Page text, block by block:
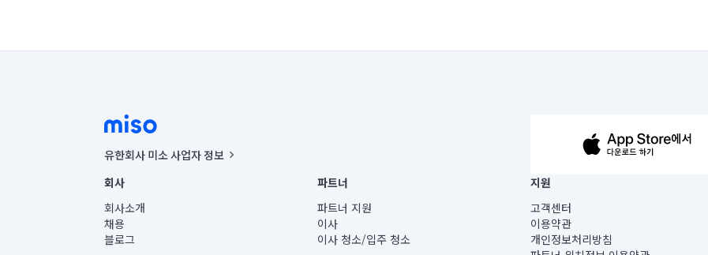
유한회사 미소 사업자 정보
사업자등록번호 : 291-87-00271 | 인허가번호 : 2016-3220163-14-5-00019 |
통신판매신고번호 : 2024-서울종로-1400(공정거래위원회 정보) |
대표이사 : CHING VICTOR COLUMBIA RHEE
주소 | 본사: 서울특별시 종로구 율곡로 6(중학동, 트윈트리빌딩) B동 5층
컨택센터 : 서울특별시 종로구 수송동 율곡로 24, 7층, 8층 미소
회사
회사소개
채용
블로그
파트너
파트너 지원
이사
이사 청소/입주 청소
지원
고객센터
이용약관
개인정보처리방침